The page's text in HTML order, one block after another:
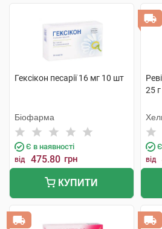
Гексікон песарії 16 мг 10 шт
Біофарма
Є в наявності
від 475.80 грн
КУПИТИ
25
від